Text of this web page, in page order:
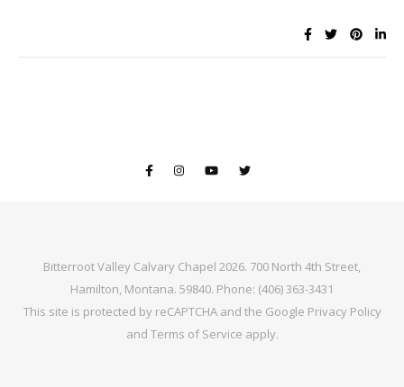
Bitterroot Valley Calvary Chapel 2026. 700 North 4th Street,
Hamilton, Montana. 59840. Phone: (406) 363-3431
This site is protected by reCAPTCHA and the Google Privacy Policy
and Terms of Service apply.